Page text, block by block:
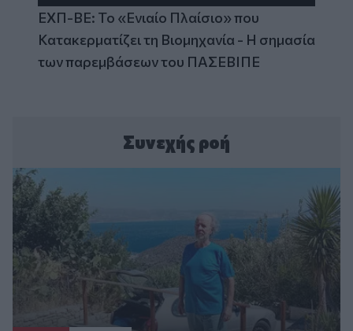
ΕΧΠ-ΒΕ: Το «Ενιαίο Πλαίσιο» που
Κατακερματίζει τη Βιομηχανία - Η σημασία
των παρεμβάσεων του ΠΑΣΕΒΙΠΕ
Συνεχής ροή